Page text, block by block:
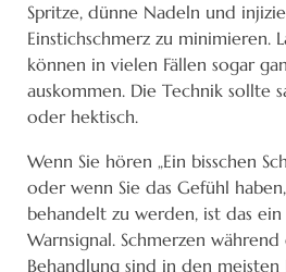
Spritze, dünne Nadeln und
Einstichschmerz zu minimieren.
können in vielen Fällen sogar
auskommen. Die Technik sollte
oder hektisch.
Wenn Sie hören „Ein bisschen
oder wenn Sie das Gefühl
behandelt zu werden, ist das
Warnsignal. Schmerzen
Behandlung sind in den meisten